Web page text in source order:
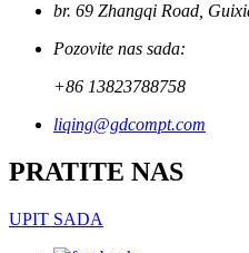
br. 69 Zhangqi Road,
Pozovite nas sada:
+86 13823788758
liqing@gdcompt.com
PRATITE NAS
UPIT SADA